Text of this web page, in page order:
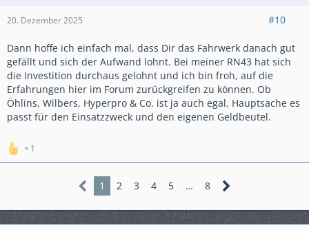
20. Dezember 2025 #10
Dann hoffe ich einfach mal, dass Dir das Fahrwerk danach gut
gefällt und sich der Aufwand lohnt. Bei meiner RN43 hat sich
die Investition durchaus gelohnt und ich bin froh, auf die
Erfahrungen hier im Forum zurückgreifen zu können. Ob
Öhlins, Wilbers, Hyperpro & Co. ist ja auch egal, Hauptsache es
passt für den Einsatzzweck und den eigenen Geldbeutel.
1
1 2 3 4 5 … 8